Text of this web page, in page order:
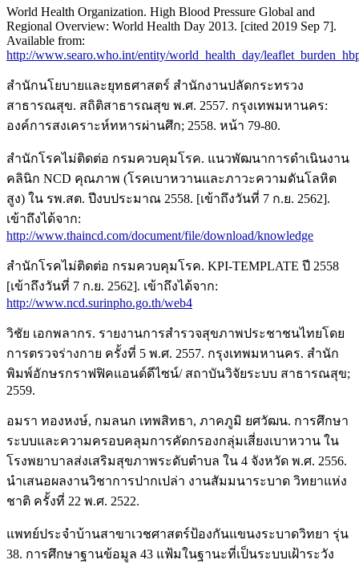
World Health Organization. High Blood Pressure Global and
Regional Overview: World Health Day 2013. [cited 2019 Sep 7].
Available from:
http://www.searo.who.int/entity/world_health_day/
สำนักนโยบายและยุทธศาสตร์ สำนักงานปลัดกระทรวง
สาธารณสุข. สถิติสาธารณสุข พ.ศ. 2557. กรุงเทพมหานคร:
องค์การสงเคราะห์ทหารผ่านศึก; 2558. หน้า 79-80.
สำนักโรคไม่ติดต่อ กรมควบคุมโรค. แนวพัฒนาการดำเนินงาน
คลินิก NCD คุณภาพ (โรคเบาหวานและภาวะความดันโลหิต
สูง) ใน รพ.สต. ปีงบประมาณ 2558. [เข้าถึงวันที่ 7 ก.ย. 2562].
เข้าถึงได้จาก:
http://www.thaincd.com/document/file/download/knowledge
สำนักโรคไม่ติดต่อ กรมควบคุมโรค. KPI-TEMPLATE ปี 2558
[เข้าถึงวันที่ 7 ก.ย. 2562]. เข้าถึงได้จาก:
http://www.ncd.surinpho.go.th/web4
วิชัย เอกพลากร. รายงานการสำรวจสุขภาพประชาชนไทยโดย
การตรวจร่างกาย ครั้งที่ 5 พ.ศ. 2557. กรุงเทพมหานคร. สำนัก
พิมพ์อักษรกราฟฟิคแอนด์ดีไซน์/ สถาบันวิจัยระบบ สาธารณสุข;
2559.
อมรา ทองหงษ์, กมลนก เทพสิทธา, ภาคภูมิ ยศวัฒน. การศึกษา
ระบบและความครอบคลุมการคัดกรองกลุ่มเสี่ยงเบาหวาน ใน
โรงพยาบาลส่งเสริมสุขภาพระดับตำบล ใน 4 จังหวัด พ.ศ. 2556.
นำเสนอผลงานวิชาการปากเปล่า งานสัมมนาระบาด วิทยาแห่ง
ชาติ ครั้งที่ 22 พ.ศ. 2522.
แพทย์ประจำบ้านสาขาเวชศาสตร์ป้องกันแขนงระบาดวิทยา รุ่น
38. การศึกษาฐานข้อมูล 43 แฟ้มในฐานะที่เป็นระบบเฝ้าระวัง